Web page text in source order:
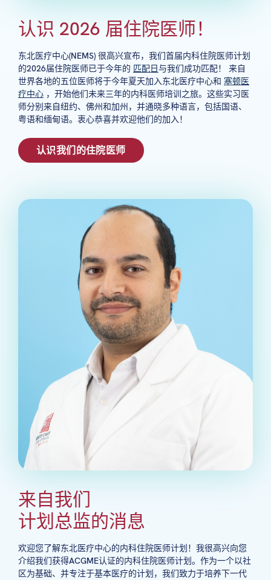
认识 2026 届住院医师！
东北医疗中心(NEMS) 很高兴宣布，我们首届内科住院医师计划
的2026届住院医师已于今年的 匹配日与我们成功匹配！ 来自
世界各地的五位医师将于今年夏天加入东北医疗中心和 塞顿医
疗中心 ，开始他们未来三年的内科医师培训之旅。这些实习医
师分别来自纽约、佛州和加州，并通晓多种语言，包括国语、
粤语和缅甸语。衷心恭喜并欢迎他们的加入！
认识我们的住院医师
来自我们
计划总监的消息
欢迎您了解东北医疗中心的内科住院医师计划！我很高兴向您
介绍我们获得ACGME认证的内科住院医师计划。作为一个以社
区为基础、并专注于基本医疗的计划，我们致力于培养下一代